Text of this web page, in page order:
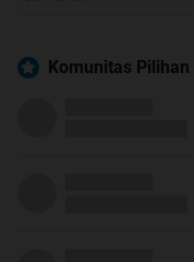
Komunitas Pilihan